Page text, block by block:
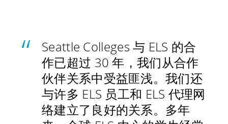
Seattle Colleges 与 ELS 的合
作已超过 30 年，我们从合作
伙伴关系中受益匪浅。我们还
与许多 ELS 员工和 ELS 代理网
络建立了良好的关系。多年